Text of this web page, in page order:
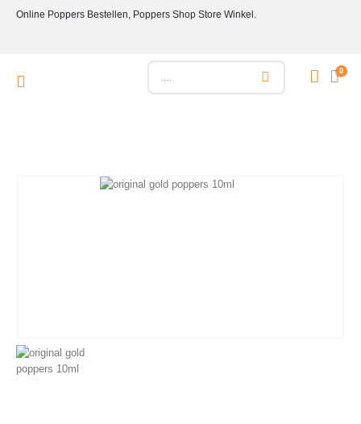
Online Poppers Bestellen, Poppers Shop Store Winkel.
0